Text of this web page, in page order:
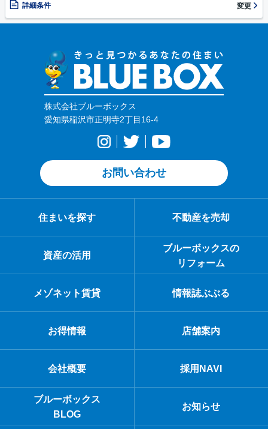
詳細条件 変更
株式会社ブルーボックス
愛知県稲沢市正明寺2丁目16-4
お問い合わせ
住まいを探す 不動産を売却
資産の活用
ブルーボックスの
リフォーム
メゾネット賃貸 情報誌ぶぶる
お得情報 店舗案内
会社概要 採用NAVI
ブルーボックス
BLOG
お知らせ